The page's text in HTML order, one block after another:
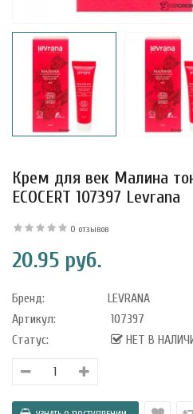
Крем для век Малина
ECOCERT 107397 Levrana
0 отзывов
20.95 руб.
Бренд:
LEVRANA
Артикул:
107397
Статус:
НЕТ В